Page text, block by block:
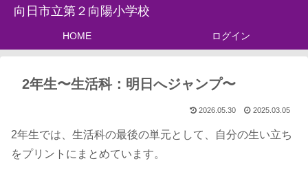
向日市立第２向陽小学校
HOME ログイン
2年生〜生活科：明日へジャンプ〜
2026.05.30 2025.03.05
2年生では、生活科の最後の単元として、自分の生い立ち
をプリントにまとめています。